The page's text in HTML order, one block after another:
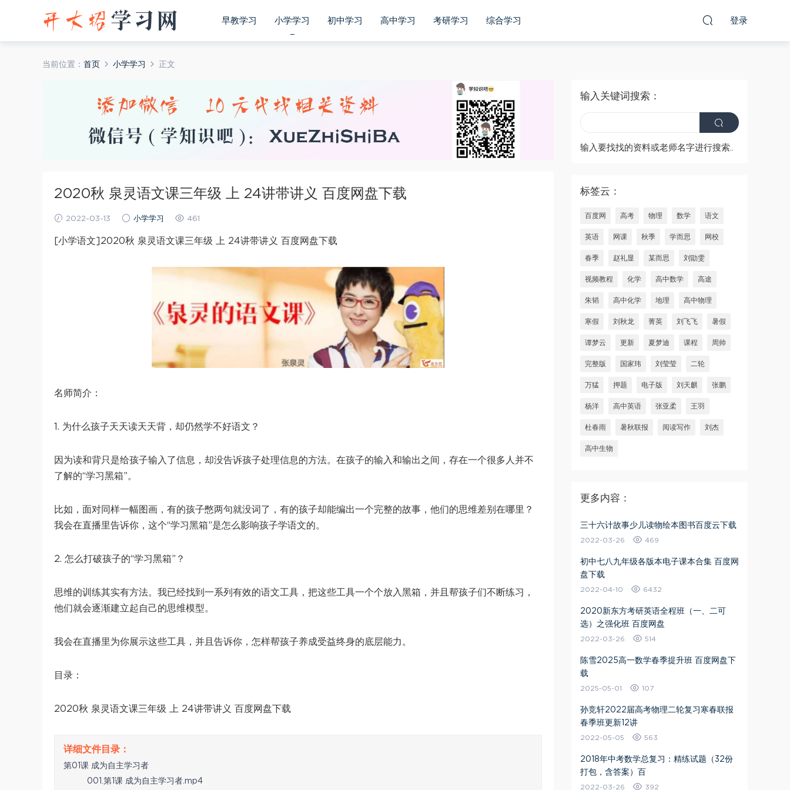
早教学习 小学学习 初中学习 高中学习 考研学习 综合学习 登录
当前位置： 首页 小学学习 正文
2020秋 泉灵语文课三年级 上 24讲带讲义 百度网盘下载
2022-03-13 小学学习 461
[小学语文]2020秋 泉灵语文课三年级 上 24讲带讲义 百度网盘下载
名师简介：
1. 为什么孩子天天读天天背，却仍然学不好语文？
因为读和背只是给孩子输入了信息，却没告诉孩子处理信息的方法。在孩子的输入和输出之间，存在一个很多人并不
了解的“学习黑箱”。
比如，面对同样一幅图画，有的孩子憋两句就没词了，有的孩子却能编出一个完整的故事，他们的思维差别在哪里？
我会在直播里告诉你，这个“学习黑箱”是怎么影响孩子学语文的。
2. 怎么打破孩子的“学习黑箱”？
思维的训练其实有方法。我已经找到一系列有效的语文工具，把这些工具一个个放入黑箱，并且帮孩子们不断练习，
他们就会逐渐建立起自己的思维模型。
我会在直播里为你展示这些工具，并且告诉你，怎样帮孩子养成受益终身的底层能力。
目录：
2020秋 泉灵语文课三年级 上 24讲带讲义 百度网盘下载
第01课 成为自主学习者
001.第1课 成为自主学习者.mp4
输入关键词搜索：
输入要找找的资料或老师名字进行搜索..
标签云：
百度网 高考 物理 数学 语文
英语 网课 秋季 学而思 网校
春季 赵礼显 某而思 刘勖雯
视频教程 化学 高中数学 高途
朱韬 高中化学 地理 高中物理
寒假 刘秋龙 菁英 刘飞飞 暑假
谭梦云 更新 夏梦迪 课程 周帅
完整版 国家玮 刘莹莹 二轮
万猛 押题 电子版 刘天麒 张鹏
杨洋 高中英语 张亚柔 王羽
杜春雨 暑秋联报 阅读写作 刘杰
高中生物
更多内容：
三十六计故事少儿读物绘本图书百度云下载
2022-03-26 469
初中七八九年级各版本电子课本合集 百度网
盘下载
2022-04-10 6432
2020新东方考研英语全程班（一、二可
选）之强化班 百度网盘
2022-03-26 514
陈雪2025高一数学春季提升班 百度网盘下
载
2025-05-01 107
孙竞轩2022届高考物理二轮复习寒春联报
春季班更新12讲
2022-05-05 563
2018年中考数学总复习：精练试题（32份
打包，含答案）百
2022-03-26 392